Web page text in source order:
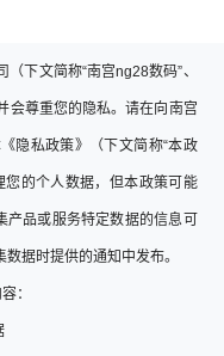
下文简称“南宫ng28数码”、
会尊重您的隐私。请在向南宫
隐私政策》（下文简称“本政
的个人数据，但本政策可能
品或服务特定数据的信息可
据时提供的通知中发布。
：